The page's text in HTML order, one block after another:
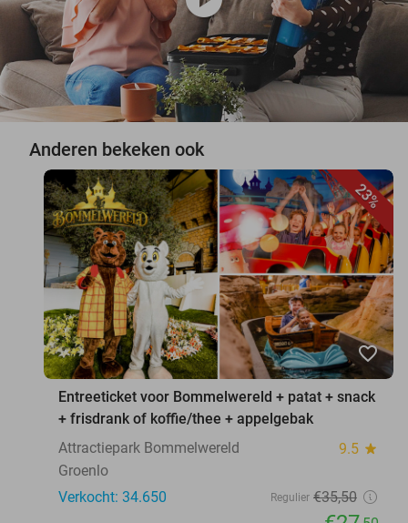
Anderen bekeken ook
23%
favorite_border
Entreeticket voor Bommelwereld + patat + snack
+ frisdrank of koffie/thee + appelgebak
Attractiepark Bommelwereld
9.5 star
Groenlo
Verkocht: 34.650
Regulier €35,50